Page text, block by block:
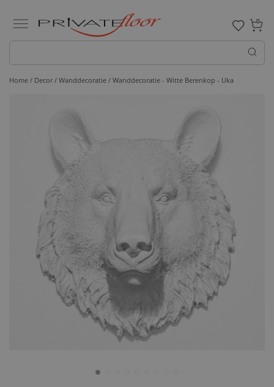
0
Home / Decor / Wanddecoratie / Wanddecoratie - Witte Berenkop - Uka